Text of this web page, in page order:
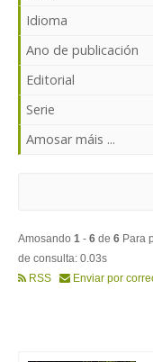
Idioma
Ano de publicación
Editorial
Serie
Amosar máis ...
Amosando 1 - 6 de 6 Para
de consulta: 0.03s
RSS
Enviar por